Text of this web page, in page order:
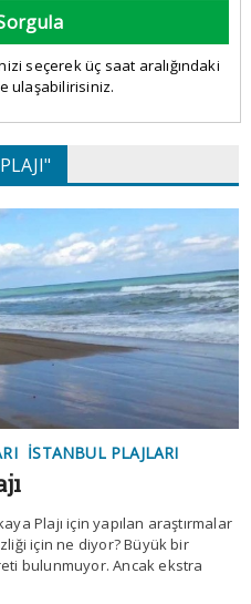
seçerek üç saat aralığındaki
ulaşabilirisiniz.
İSTANBUL PLAJLARI
Plajı için yapılan araştırmalar
için ne diyor? Büyük bir
bulunmuyor. Ancak ekstra